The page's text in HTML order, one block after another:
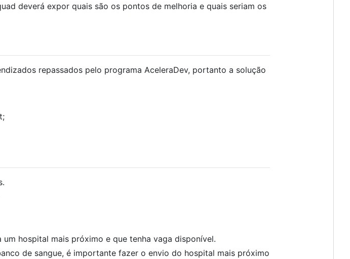
deverá expor quais são os pontos de melhoria e quais seriam os
repassados pelo programa AceleraDev, portanto a solução
hospital mais próximo e que tenha vaga disponível.
de sangue, é importante fazer o envio do hospital mais próximo